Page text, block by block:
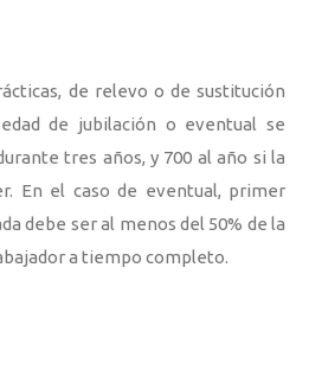
de relevo o de sustitución
de jubilación o eventual se
tres años, y 700 al año si la
En el caso de eventual, primer
debe ser al menos del 50% de la
a tiempo completo.